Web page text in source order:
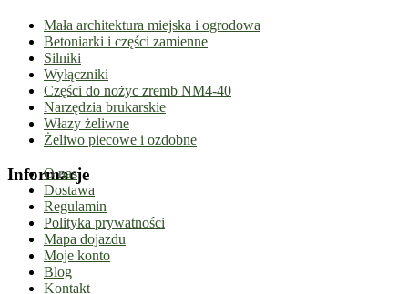
Mała architektura miejska i ogrodowa
Betoniarki i części zamienne
Silniki
Wyłączniki
Części do nożyc zremb NM4-40
Narzędzia brukarskie
Włazy żeliwne
Żeliwo piecowe i ozdobne
Informacje
O nas
Dostawa
Regulamin
Polityka prywatności
Mapa dojazdu
Moje konto
Blog
Kontakt